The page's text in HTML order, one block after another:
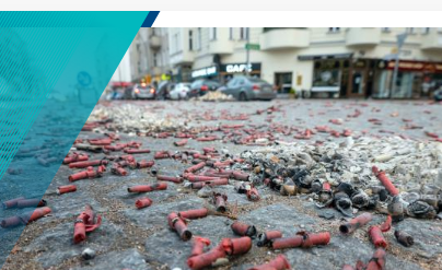
und globales Umfeld. Durch die Verwendung
qualitativer und quantitativer Indikatoren gibt die
Analyse fundierte Einblicke in aktuelle Trends und
Entwicklungen.